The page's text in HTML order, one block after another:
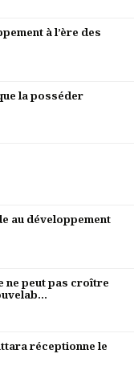
à l’ère des
la posséder
au développement
ne peut pas croître
réceptionne le